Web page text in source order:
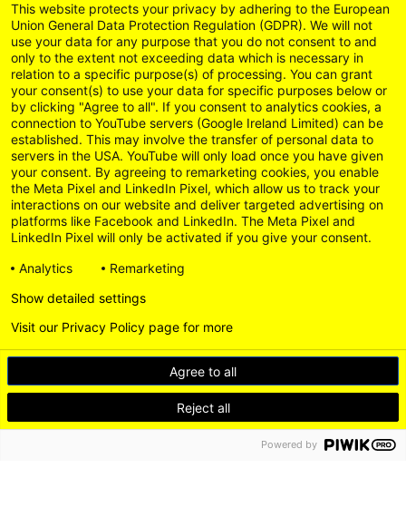
This website protects your privacy by adhering to the European
Union General Data Protection Regulation (GDPR). We will not
use your data for any purpose that you do not consent to and
only to the extent not exceeding data which is necessary in
relation to a specific purpose(s) of processing. You can grant
your consent(s) to use your data for specific purposes below or
by clicking "Agree to all". If you consent to analytics cookies, a
connection to YouTube servers (Google Ireland Limited) can be
established. This may involve the transfer of personal data to
servers in the USA. YouTube will only load once you have given
your consent. By agreeing to remarketing cookies, you enable
the Meta Pixel and LinkedIn Pixel, which allow us to track your
interactions on our website and deliver targeted advertising on
platforms like Facebook and LinkedIn. The Meta Pixel and
LinkedIn Pixel will only be activated if you give your consent.
Analytics
Remarketing
Agree to all
Reject all
Show detailed settings
Visit our Privacy Policy page for more
Powered by